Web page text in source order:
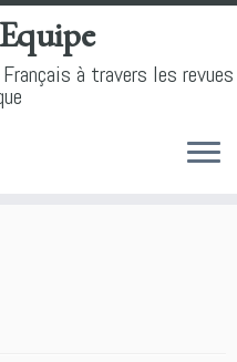
à travers les revues